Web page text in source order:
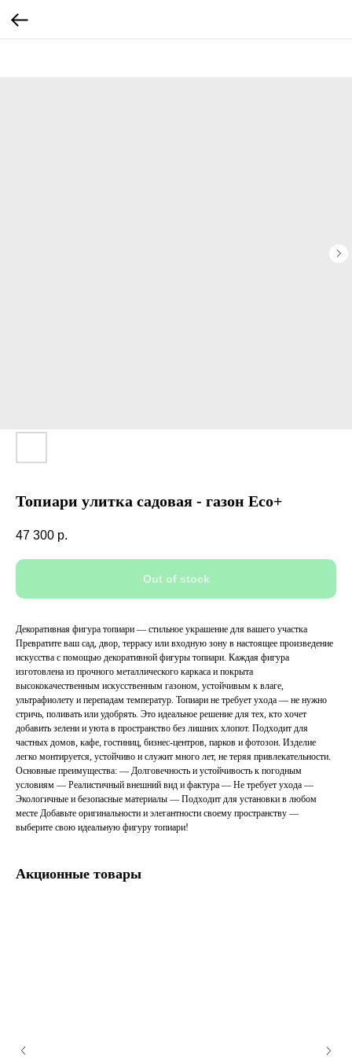
Топиари улитка садовая - газон Eco+
47 300 р.
Out of stock
Декоративная фигура топиари — стильное украшение для вашего участка
Превратите ваш сад, двор, террасу или входную зону в настоящее произведение
искусства с помощью декоративной фигуры топиари. Каждая фигура
изготовлена из прочного металлического каркаса и покрыта
высококачественным искусственным газоном, устойчивым к влаге,
ультрафиолету и перепадам температур. Топиари не требует ухода — не нужно
стричь, поливать или удобрять. Это идеальное решение для тех, кто хочет
добавить зелени и уюта в пространство без лишних хлопот. Подходит для
частных домов, кафе, гостиниц, бизнес-центров, парков и фотозон. Изделие
легко монтируется, устойчиво и служит много лет, не теряя привлекательности.
Основные преимущества: — Долговечность и устойчивость к погодным
условиям — Реалистичный внешний вид и фактура — Не требует ухода —
Экологичные и безопасные материалы — Подходит для установки в любом
месте Добавьте оригинальности и элегантности своему пространству —
выберите свою идеальную фигуру топиари!
Акционные товары